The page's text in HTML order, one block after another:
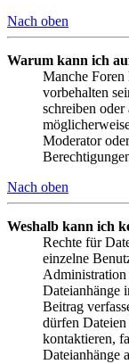
Nach oben
Warum kann ich
Manche Foren
vorbehalten
schreiben
Moderator
Nach oben
Weshalb kann ich
Rechte für
einzelne
Administration
Dateianhänge
Beitrag
dürfen
kontaktieren,
Dateianhänge